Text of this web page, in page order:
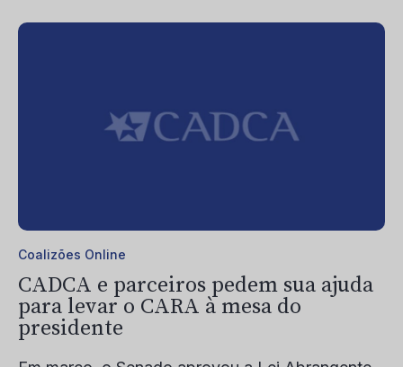
Coalizões Online
CADCA e parceiros pedem sua ajuda
para levar o CARA à mesa do
presidente